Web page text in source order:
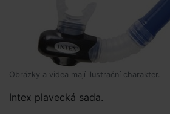
Obrázky a videa mají ilustrační charakter.
Intex plavecká sada.